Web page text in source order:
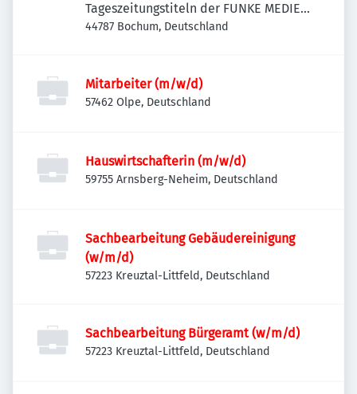
Tageszeitungstiteln der FUNKE MEDIEN
NRW
44787 Bochum, Deutschland
Mitarbeiter (m/w/d)
57462 Olpe, Deutschland
Hauswirtschafterin (m/w/d)
59755 Arnsberg-Neheim, Deutschland
Sachbearbeitung Gebäudereinigung
(w/m/d)
57223 Kreuztal-Littfeld, Deutschland
Sachbearbeitung Bürgeramt (w/m/d)
57223 Kreuztal-Littfeld, Deutschland